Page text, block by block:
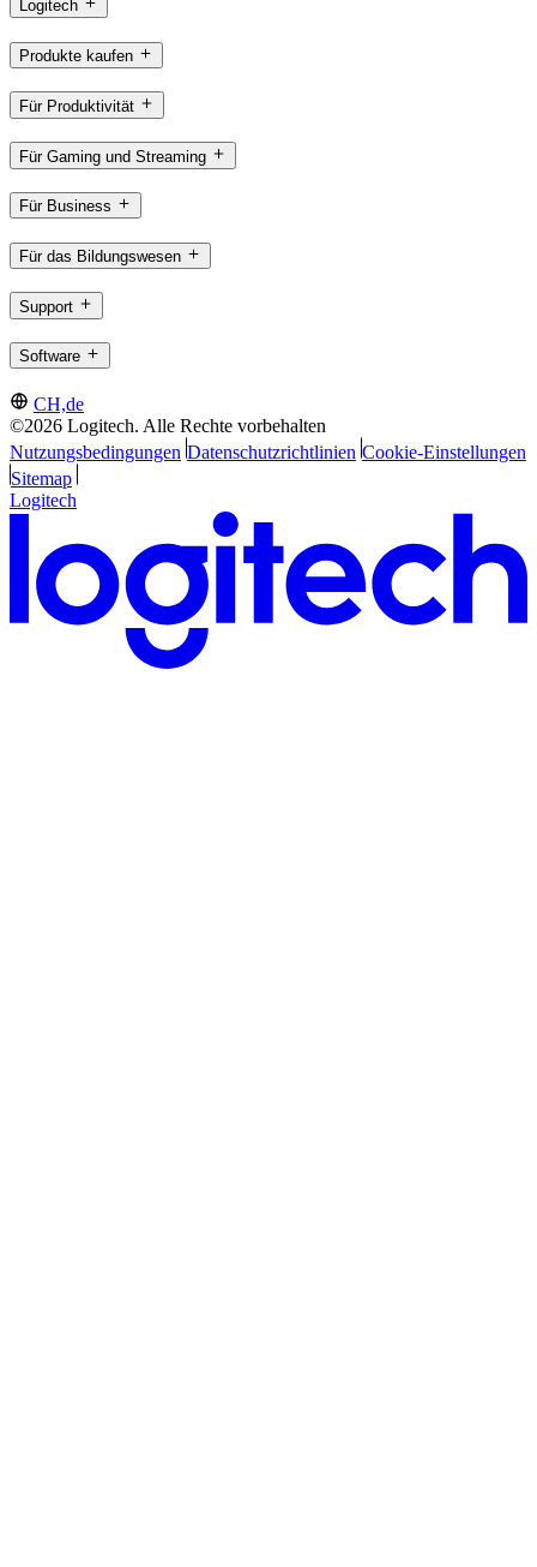
Logitech
Produkte kaufen
Für Produktivität
Für Gaming und Streaming
Für Business
Für das Bildungswesen
Support
Software
CH,de
©2026 Logitech. Alle Rechte vorbehalten
Nutzungsbedingungen Datenschutzrichtlinien Cookie-Einstellungen
Sitemap
Logitech